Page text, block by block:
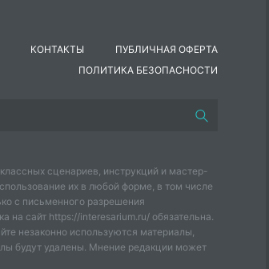
КОНТАКТЫ
ПУБЛИЧНАЯ ОФЕРТА
ПОЛИТИКА БЕЗОПАСНОСТИ
сценариев, инструкций и мастер-
их в любой форме, в том числе
с письменного разрешения
на сайт https://interesarium.ru/ обязательна.
незаконно используются материалы,
будут удалены. Мнение редакции может